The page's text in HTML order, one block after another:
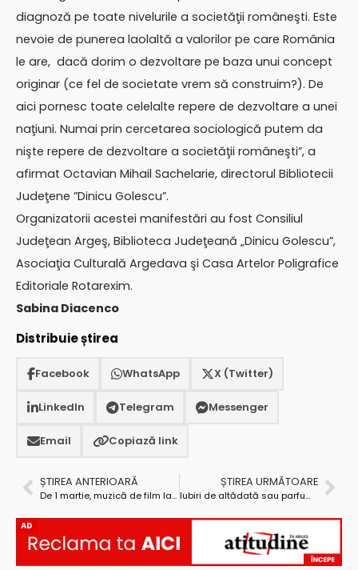
diagnoză pe toate nivelurile a societăţii româneşti. Este
nevoie de punerea laolaltă a valorilor pe care România
le are, dacă dorim o dezvoltare pe baza unui concept
originar (ce fel de societate vrem să construim?). De
aici pornesc toate celelalte repere de dezvoltare a unei
naţiuni. Numai prin cercetarea sociologică putem da
nişte repere de dezvoltare a societăţii româneşti”, a
afirmat Octavian Mihail Sachelarie, directorul Bibliotecii
Judeţene ”Dinicu Golescu”.
Organizatorii acestei manifestări au fost Consiliul
Judeţean Argeş, Biblioteca Judeţeană „Dinicu Golescu”,
Asociaţia Culturală Argedava şi Casa Artelor Poligrafice
Editoriale Rotarexim.
Sabina Diacenco
Distribuie știrea
Facebook WhatsApp X (Twitter)
LinkedIn Telegram Messenger
Email Copiază link
ȘTIREA ANTERIOARĂ
De 1 martie, muzică de film la Filarmonica Pitești
ȘTIREA URMĂTOARE
Iubiri de altădată sau parfumul discret al unei veşnicii
AD